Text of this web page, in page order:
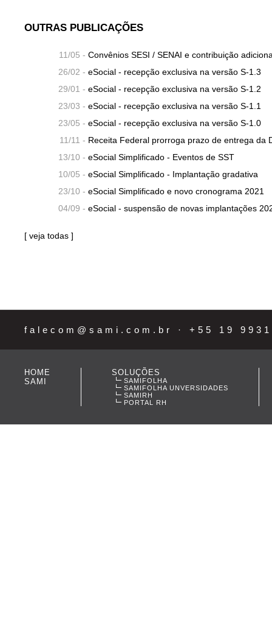
OUTRAS PUBLICAÇÕES
11/05 - Convênios SESI / SENAI e contribuição
26/02 - eSocial - recepção exclusiva na versão S-1.3
29/01 - eSocial - recepção exclusiva na versão S-1.2
23/03 - eSocial - recepção exclusiva na versão S-1.1
23/05 - eSocial - recepção exclusiva na versão S-1.0
11/11 - Receita Federal prorroga prazo de entrega da
13/10 - eSocial Simplificado - Eventos de SST
10/05 - eSocial Simplificado - Implantação gradativa
23/10 - eSocial Simplificado e novo cronograma 2021
04/09 - eSocial - suspensão de novas implantações
[ veja todas ]
falecom@sami.com.br · +55 19
HOME
SAMI
SOLUÇÕES
SAMIFOLHA
SAMIFOLHA UNVERSIDADES
SAMIRH
PORTAL RH